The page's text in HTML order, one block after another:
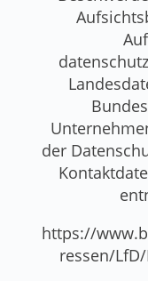
der
https://
ressen/